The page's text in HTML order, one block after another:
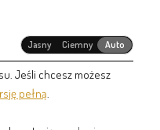
Jasny Ciemny Auto
Jeśli chcesz możesz
pełną